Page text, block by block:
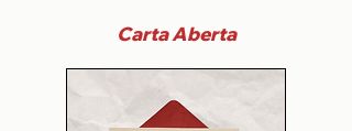
Carta Aberta